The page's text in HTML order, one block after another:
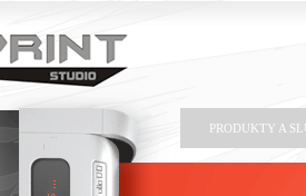
PRODUKTY A